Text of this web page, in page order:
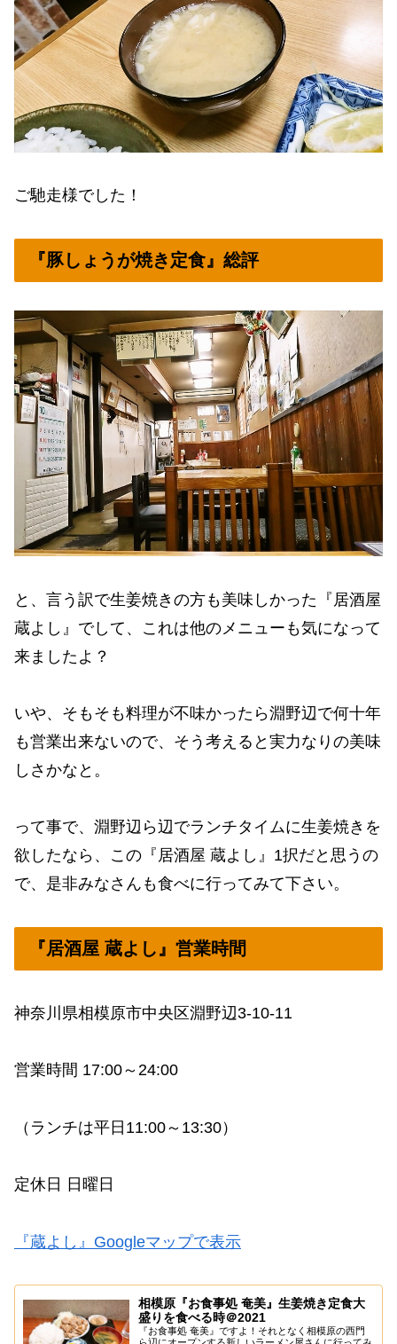
ご馳走様でした！
『豚しょうが焼き定食』総評
と、言う訳で生姜焼きの方も美味しかった『居酒屋
蔵よし』でして、これは他のメニューも気になって
来ましたよ？
いや、そもそも料理が不味かったら淵野辺で何十年
も営業出来ないので、そう考えると実力なりの美味
しさかなと。
って事で、淵野辺ら辺でランチタイムに生姜焼きを
欲したなら、この『居酒屋 蔵よし』1択だと思うの
で、是非みなさんも食べに行ってみて下さい。
『居酒屋 蔵よし』営業時間
神奈川県相模原市中央区淵野辺3-10-11
営業時間 17:00～24:00
（ランチは平日11:00～13:30）
定休日 日曜日
『蔵よし』Googleマップで表示
相模原『お食事処 奄美』生姜焼き定食大
盛りを食べる時＠2021
『お食事処 奄美』ですよ！それとなく相模原の西門
ら辺にオープンする新しいラーメン屋さんに行ってみ